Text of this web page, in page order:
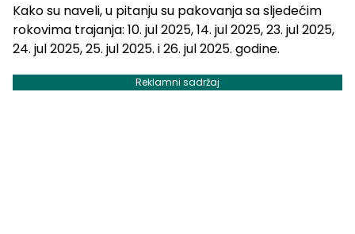
Kako su naveli, u pitanju su pakovanja sa sljedećim
rokovima trajanja: 10. jul 2025, 14. jul 2025, 23. jul 2025,
24. jul 2025, 25. jul 2025. i 26. jul 2025. godine.
Reklamni sadržaj